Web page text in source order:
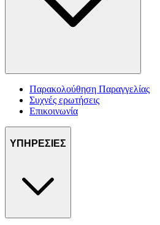
Παρακολούθηση Παραγγελίας
Συχνές ερωτήσεις
Επικοινωνία
ΥΠΗΡΕΣΙΕΣ